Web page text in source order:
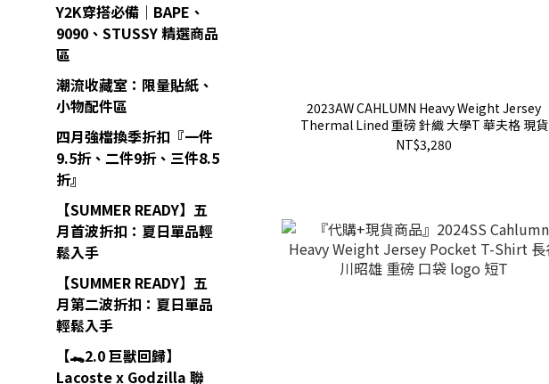
Y2K穿搭必備｜BAPE、
9090、STUSSY 精選商品
區
潮流收藏室：限量貼紙、
小物配件區
四月強檔換季折扣『一件
9.5折、二件9折、三件8.5
折』
【SUMMER READY】五
月首波折扣：夏日單品輕
鬆入手
【SUMMER READY】五
月第二波折扣：夏日單品
輕鬆入手
【🐊2.0 巨獸回歸】
Lacoste x Godzilla 聯
2023AW CAHLUMN Heavy Weight Jersey
Thermal Lined 重磅 針織 大學T 華夫格 現貨
NT$3,280